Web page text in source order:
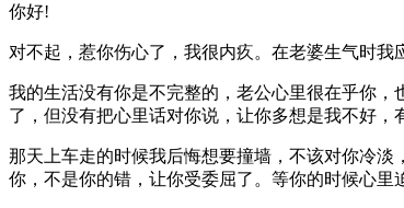
你好!
对不起，惹你伤心了，我很内疚。在老婆生气时我
我的生活没有你是不完整的，老公心里很在乎你
了，但没有把心里话对你说，让你多想是我不好
那天上车走的时候我后悔想要撞墙，不该对你冷
你，不是你的错，让你受委屈了。等你的时候心里